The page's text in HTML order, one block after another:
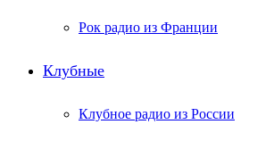
Рок радио из Франции
Клубные
Клубное радио из России